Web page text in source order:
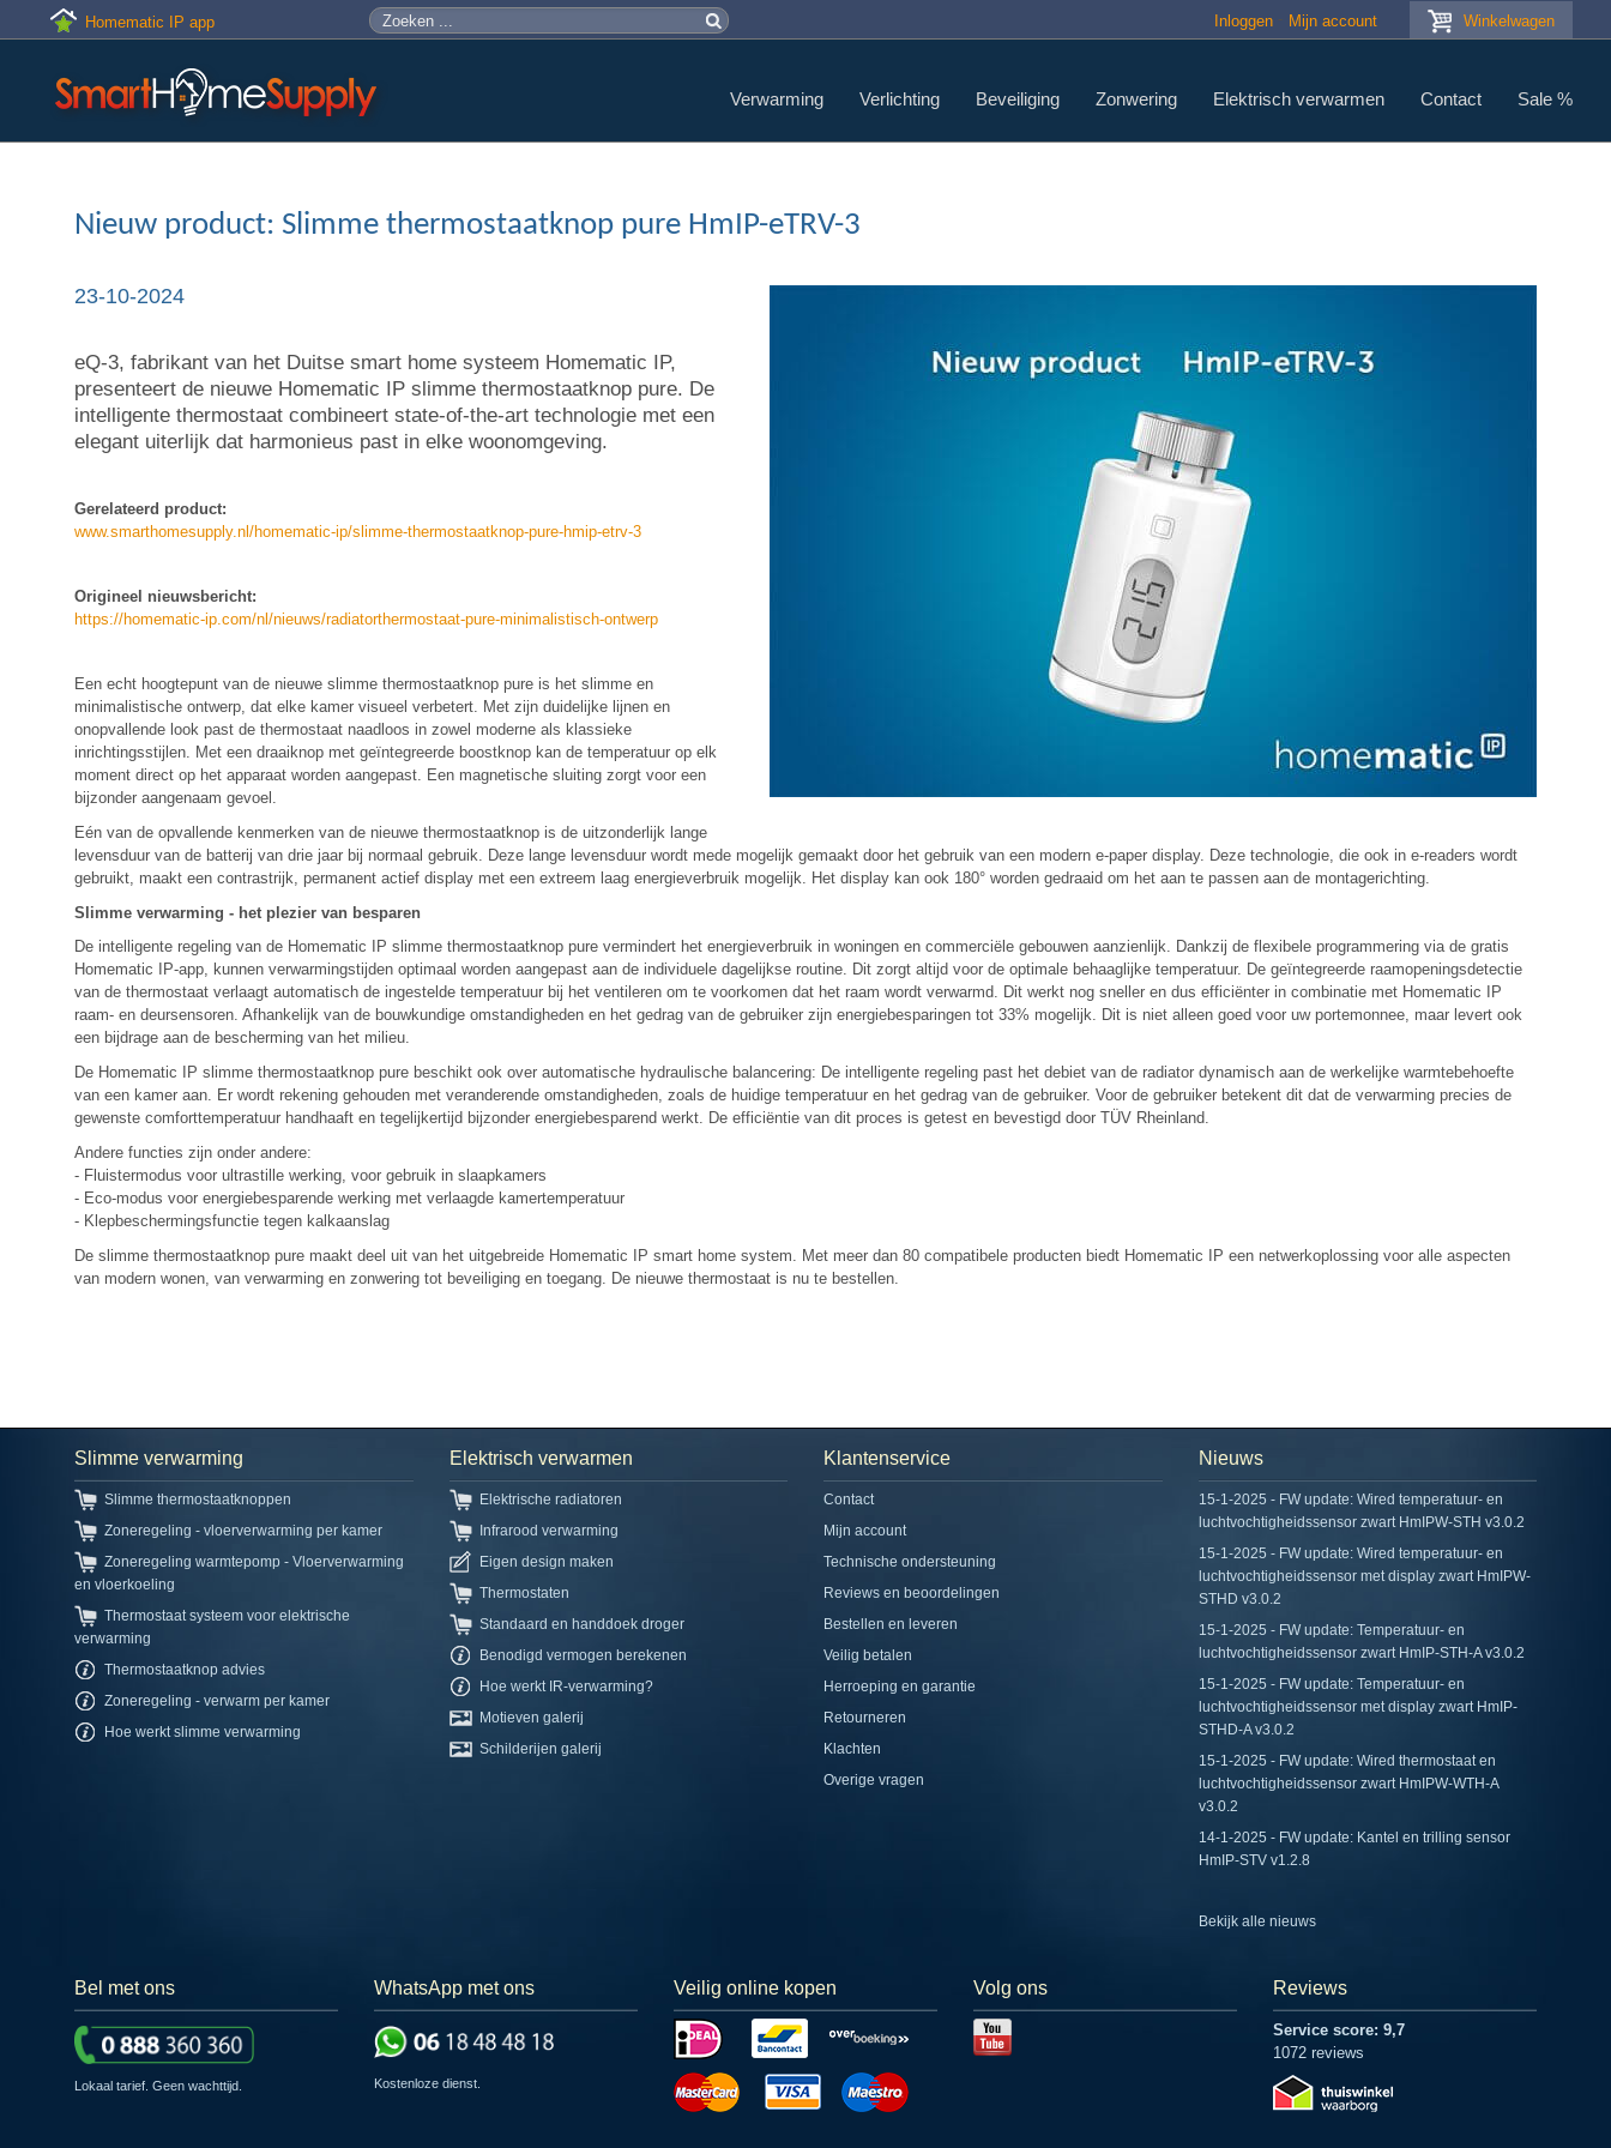
Skip to main content
Homematic IP app Zoekveld
Zoeken Winkelwagen
Inloggen Mijn account
Verwarming Verlichting Beveiliging Zonwering Elektrisch verwarmen Contact Sale %
Nieuw product: Slimme thermostaatknop pure HmIP-eTRV-3
23-10-2024
eQ-3, fabrikant van het Duitse smart home systeem Homematic IP,
presenteert de nieuwe Homematic IP slimme thermostaatknop pure. De
intelligente thermostaat combineert state-of-the-art technologie met een
elegant uiterlijk dat harmonieus past in elke woonomgeving.
Gerelateerd product:
www.smarthomesupply.nl/homematic-ip/slimme-thermostaatknop-pure-hmip-etrv-3
Origineel nieuwsbericht:
https://homematic-ip.com/nl/nieuws/radiatorthermostaat-pure-minimalistisch-ontwerp
Een echt hoogtepunt van de nieuwe slimme thermostaatknop pure is het slimme en
minimalistische ontwerp, dat elke kamer visueel verbetert. Met zijn duidelijke lijnen en
onopvallende look past de thermostaat naadloos in zowel moderne als klassieke
inrichtingsstijlen. Met een draaiknop met geïntegreerde boostknop kan de temperatuur op elk
moment direct op het apparaat worden aangepast. Een magnetische sluiting zorgt voor een
bijzonder aangenaam gevoel.
Eén van de opvallende kenmerken van de nieuwe thermostaatknop is de uitzonderlijk lange
levensduur van de batterij van drie jaar bij normaal gebruik. Deze lange levensduur wordt mede mogelijk gemaakt door het gebruik van een modern e-paper display. Deze technologie, die ook in e-readers wordt
gebruikt, maakt een contrastrijk, permanent actief display met een extreem laag energieverbruik mogelijk. Het display kan ook 180° worden gedraaid om het aan te passen aan de montagerichting.
Slimme verwarming - het plezier van besparen
De intelligente regeling van de Homematic IP slimme thermostaatknop pure vermindert het energieverbruik in woningen en commerciële gebouwen aanzienlijk. Dankzij de flexibele programmering via de gratis
Homematic IP-app, kunnen verwarmingstijden optimaal worden aangepast aan de individuele dagelijkse routine. Dit zorgt altijd voor de optimale behaaglijke temperatuur. De geïntegreerde raamopeningsdetectie
van de thermostaat verlaagt automatisch de ingestelde temperatuur bij het ventileren om te voorkomen dat het raam wordt verwarmd. Dit werkt nog sneller en dus efficiënter in combinatie met Homematic IP
raam- en deursensoren. Afhankelijk van de bouwkundige omstandigheden en het gedrag van de gebruiker zijn energiebesparingen tot 33% mogelijk. Dit is niet alleen goed voor uw portemonnee, maar levert ook
een bijdrage aan de bescherming van het milieu.
De Homematic IP slimme thermostaatknop pure beschikt ook over automatische hydraulische balancering: De intelligente regeling past het debiet van de radiator dynamisch aan de werkelijke warmtebehoefte
van een kamer aan. Er wordt rekening gehouden met veranderende omstandigheden, zoals de huidige temperatuur en het gedrag van de gebruiker. Voor de gebruiker betekent dit dat de verwarming precies de
gewenste comforttemperatuur handhaaft en tegelijkertijd bijzonder energiebesparend werkt. De efficiëntie van dit proces is getest en bevestigd door TÜV Rheinland.
Andere functies zijn onder andere:
- Fluistermodus voor ultrastille werking, voor gebruik in slaapkamers
- Eco-modus voor energiebesparende werking met verlaagde kamertemperatuur
- Klepbeschermingsfunctie tegen kalkaanslag
De slimme thermostaatknop pure maakt deel uit van het uitgebreide Homematic IP smart home system. Met meer dan 80 compatibele producten biedt Homematic IP een netwerkoplossing voor alle aspecten
van modern wonen, van verwarming en zonwering tot beveiliging en toegang. De nieuwe thermostaat is nu te bestellen.
Slimme verwarming
Slimme thermostaatknoppen
Zoneregeling - vloerverwarming per kamer
Zoneregeling warmtepomp - Vloerverwarming
en vloerkoeling
Thermostaat systeem voor elektrische
verwarming
Thermostaatknop advies
Zoneregeling - verwarm per kamer
Hoe werkt slimme verwarming
Elektrisch verwarmen
Elektrische radiatoren
Infrarood verwarming
Eigen design maken
Thermostaten
Standaard en handdoek droger
Benodigd vermogen berekenen
Hoe werkt IR-verwarming?
Motieven galerij
Schilderijen galerij
Klantenservice
Contact
Mijn account
Technische ondersteuning
Reviews en beoordelingen
Bestellen en leveren
Veilig betalen
Herroeping en garantie
Retourneren
Klachten
Overige vragen
Nieuws
15-1-2025 - FW update: Wired temperatuur- en
luchtvochtigheidssensor zwart HmIPW-STH v3.0.2
15-1-2025 - FW update: Wired temperatuur- en
luchtvochtigheidssensor met display zwart HmIPW-
STHD v3.0.2
15-1-2025 - FW update: Temperatuur- en
luchtvochtigheidssensor zwart HmIP-STH-A v3.0.2
15-1-2025 - FW update: Temperatuur- en
luchtvochtigheidssensor met display zwart HmIP-
STHD-A v3.0.2
15-1-2025 - FW update: Wired thermostaat en
luchtvochtigheidssensor zwart HmIPW-WTH-A
v3.0.2
14-1-2025 - FW update: Kantel en trilling sensor
HmIP-STV v1.2.8
Bekijk alle nieuws
Bel met ons
Lokaal tarief. Geen wachttijd.
WhatsApp met ons
Kostenloze dienst.
Veilig online kopen Volg ons Reviews
Service score: 9,7
1072 reviews